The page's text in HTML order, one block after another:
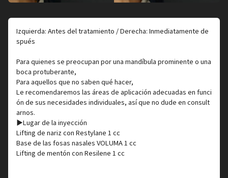
Izquierda: Antes del tratamiento / Derecha: Inmediatamente de
spués
Para quienes se preocupan por una mandíbula prominente o una
boca protuberante,
Para aquellos que no saben qué hacer,
Le recomendaremos las áreas de aplicación adecuadas en funci
ón de sus necesidades individuales, así que no dude en consult
arnos.
▶︎Lugar de la inyección
Lifting de nariz con Restylane 1 cc
Base de las fosas nasales VOLUMA 1 cc
Lifting de mentón con Resilene 1 cc